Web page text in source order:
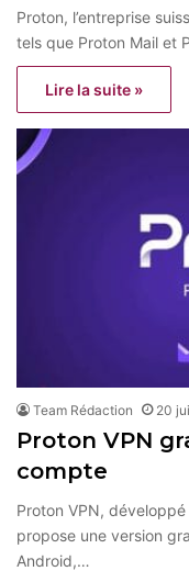
Proton, l’entreprise
tels que Proton Mail et
Lire la suite »
Team Rédaction 20
Proton VPN
compte
Proton VPN, développé
propose une version
Android,…